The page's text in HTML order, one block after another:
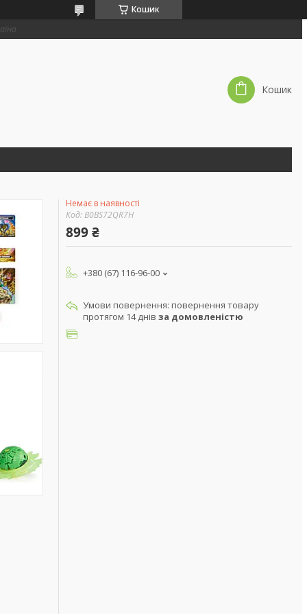
Кошик
Кошик
Немає в наявності
Код:B0BS72QR7H
899 ₴
+380 (67) 116-96-00
повернення товару
протягом 14 днів за домовленістю